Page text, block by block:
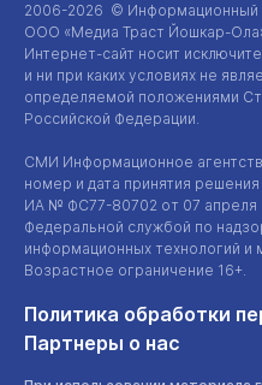
2006-2026 © Информационный
ООО «Медиа Траст Йошкар-
Интернет-сайт носит
и ни при каких условиях не
определяемой положениями
Российской Федерации.
СМИ Информационное
номер и дата принятия
ИА № ФС77-80702 от 07 апреля
Федеральной службой по
информационных технологий и
Возрастное ограничение 16+.
Политика обработки
Партнеры о нас